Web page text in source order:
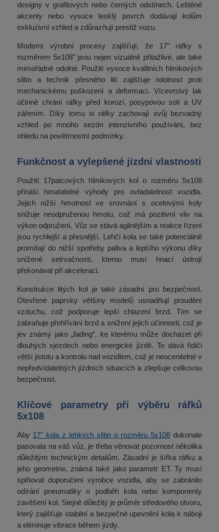
designy v grafitových nebo černých odstínech. Leštěné
akcenty nebo vysoce lesklý povrch dodávají kolům
exkluzivní vzhled a zdůrazňují prestiž vozu.
Moderní výrobní procesy zajišťují, že 17" ráfky s
rozměrem 5x108" jsou nejen vizuálně přitažlivé, ale také
mimořádně odolné. Použití vysoce kvalitních hliníkových
slitin a technik přesného lití zajišťuje odolnost proti
mechanickému poškození a deformaci. Vícevrstvý lak
účinně chrání ráfky před korozí, posypovou solí a UV
zářením. Díky tomu si ráfky zachovají svůj bezvadný
vzhled po mnoho sezón intenzivního používání, bez
ohledu na povětrnostní podmínky.
Funkčnost a vylepšené jízdní vlastnosti
Použití 17palcových hliníkových kol o rozměru 5x108
přináší hmatatelné výhody pro ovladatelnost vozidla.
Jejich nižší hmotnost ve srovnání s ocelovými koly
snižuje neodpruženou hmotu, což má pozitivní vliv na
výkon odpružení. Vůz se stává agilnějším a reakce řízení
jsou rychlejší a přesnější. Lehčí kola se také potenciálně
promítají do nižší spotřeby paliva a lepšího výkonu díky
snížené setrvačnosti, kterou musí hnací ústrojí
překonávat při akceleraci.
Konstrukce litých kol je také zásadní pro bezpečnost.
Otevřené paprsky většiny modelů usnadňují proudění
vzduchu, což podporuje lepší chlazení brzd. Tím se
zabraňuje přehřívání brzd a snížení jejich účinnosti, což je
jev známý jako „fading“, ke kterému může docházet při
dlouhých sjezdech nebo energické jízdě. To dává řidiči
větší jistotu a kontrolu nad vozidlem, což je neocenitelné v
nepředvídatelných jízdních situacích a zlepšuje celkovou
bezpečnost.
Klíčové parametry při výběru ráfků
5x108
Aby 17" kola z lehkých slitin o rozměru 5x108 dokonale
pasovala na váš vůz, je třeba věnovat pozornost několika
důležitým technickým detailům. Zásadní je šířka ráfku a
jeho geometrie, známá také jako parametr ET. Ty musí
splňovat doporučení výrobce vozidla, aby se zabránilo
odírání pneumatiky o podběh kola nebo komponenty
zavěšení kol. Stejně důležitý je průměr středového otvoru,
který zajišťuje stabilní a bezpečné upevnění kola k náboji
a eliminuje vibrace během jízdy.